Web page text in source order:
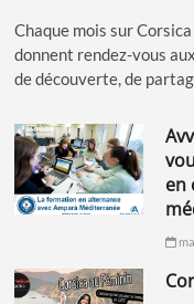
Chaque mois sur
donnent rendez-vous
de découverte, de
avvene in furmazione : le rendez-
en